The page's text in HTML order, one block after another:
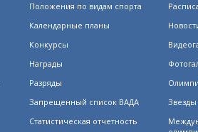
Положения по видам спорта
Календарные планы
Конкурсы
Награды
Разряды
Запрещенный список ВАДА
Статистическая отчетность
Звезды